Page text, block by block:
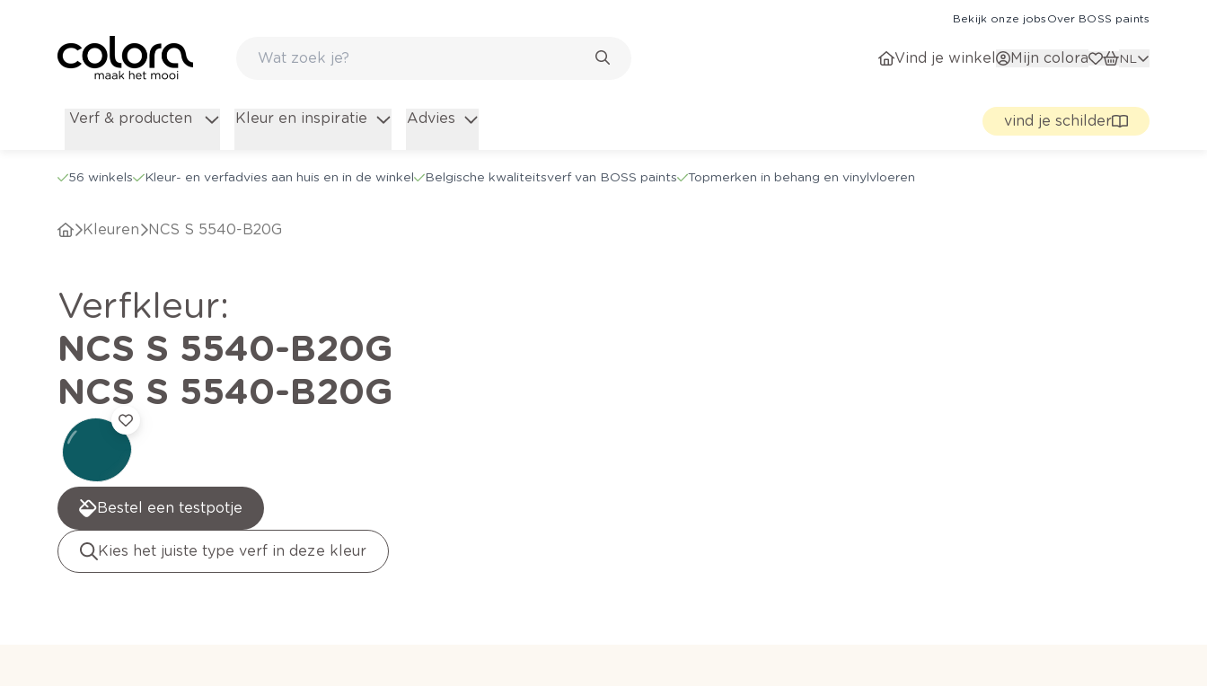
Bekijk onze jobs Over BOSS paints
Vind je winkel Mijn colora NL
Verf & producten Kleur en inspiratie Advies vind je schilder
56 winkels Kleur- en verfadvies aan huis en in de winkel Belgische kwaliteitsverf van BOSS paints Topmerken in behang en vinylvloeren
Kleuren NCS S 5540-B20G
verfkleur:
NCS S 5540-B20G
NCS S 5540-B20G
Bestel een testpotje
Kies het juiste type verf in deze kleur